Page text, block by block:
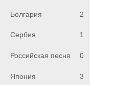
Болгария 2
Сербия 1
Российская песня 0
Япония 3